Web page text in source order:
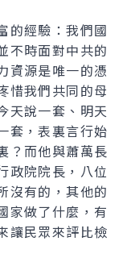
經驗：我們國
不時面對中共的
資源是唯一的憑
惜我們共同的母
天說一套、明天
套，表裏言行始
？而他與蕭萬長
政院院長，八位
沒有的，其他的
家做了什麼，有
讓民眾來評比檢